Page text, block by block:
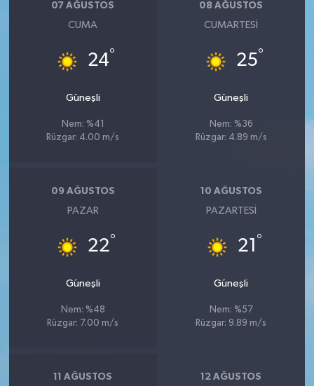
07 AĞUSTOS
CUMA
24°
Güneşli
Nem: %41
Rüzgar: 4.00 m/s
08 AĞUSTOS
CUMARTESI
25°
Güneşli
Nem: %36
Rüzgar: 4.89 m/s
09 AĞUSTOS
PAZAR
22°
Güneşli
Nem: %48
Rüzgar: 7.00 m/s
10 AĞUSTOS
PAZARTESI
21 °
Güneşli
Nem: %57
Rüzgar: 9.89 m/s
11 AĞUSTOS 12 AĞUSTOS